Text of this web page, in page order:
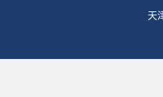
天